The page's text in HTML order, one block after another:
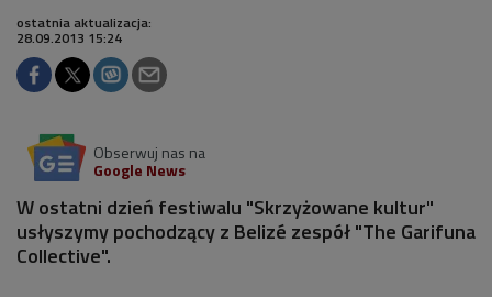
ostatnia aktualizacja:
28.09.2013 15:24
Obserwuj nas na
Google News
W ostatni dzień festiwalu "Skrzyżowane kultur"
usłyszymy pochodzący z Belizé zespół "The Garifuna
Collective".